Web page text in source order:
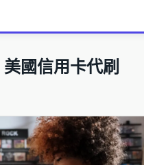
美國信用卡代刷